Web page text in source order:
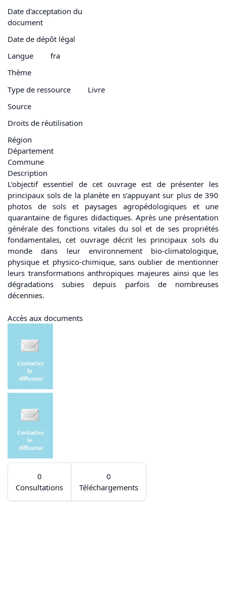
Date d'acceptation du
document
Date de dépôt légal
Langue
fra
Thème
Type de ressource
Livre
Source
Droits de réutilisation
Région
Département
Commune
Description
L’objectif essentiel de cet ouvrage est de présenter les
principaux sols de la planète en s’appuyant sur plus de 390
photos de sols et paysages agropédologiques et une
quarantaine de figures didactiques. Après une présentation
générale des fonctions vitales du sol et de ses propriétés
fondamentales, cet ouvrage décrit les principaux sols du
monde dans leur environnement bio-climatologique,
physique et physico-chimique, sans oublier de mentionner
leurs transformations anthropiques majeures ainsi que les
dégradations subies depuis parfois de nombreuses
décennies.
Accès aux documents
0
Consultations
0
Téléchargements